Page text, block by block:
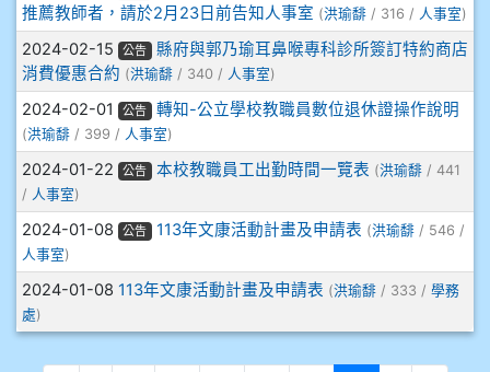
909林朝智
910謝尚橙
910呂芃澔
910溫婕伶
911王祉傑
911張 婷
推薦教師者，請於2月23日前告知人事室 (洪瑜馡 / 316 / 人事室)
2024-02-15 公告
縣府與郭乃瑜耳鼻喉專科診所簽訂特約商店
消費優惠合約 (洪瑜馡 / 340 / 人事室)
2024-02-01 公告 轉知-公立學校教職員數位退休證操作說明
(洪瑜馡 / 399 / 人事室)
2024-01-22 公告 本校教職員工出勤時間一覽表 (洪瑜馡/ 441
/ 人事室)
2024-01-08 公告 113年文康活動計畫及申請表 (洪瑜馡/ 546 /
人事室)
2024-01-08 113年文康活動計畫及申請表 (洪瑜馡 / 333 / 學務
處)